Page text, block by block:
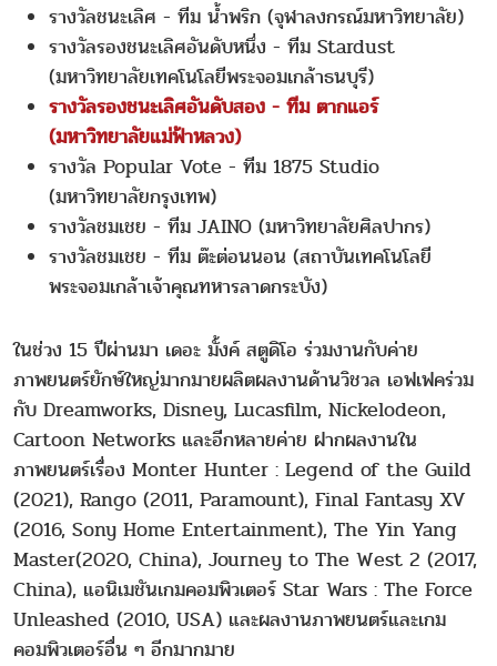
รางวัลชนะเลิศ - ทีม น้ำพริก (จุฬาลงกรณ์มหาวิทยาลัย)
รางวัลรองชนะเลิศอันดับหนึ่ง - ทีม Stardust
(มหาวิทยาลัยเทคโนโลยีพระจอมเกล้าธนบุรี)
รางวัลรองชนะเลิศอันดับสอง - ทีม ตากแอร์
(มหาวิทยาลัยแม่ฟ้าหลวง)
รางวัล Popular Vote - ทีม 1875 Studio
(มหาวิทยาลัยกรุงเทพ)
รางวัลชมเชย - ทีม JAINO (มหาวิทยาลัยศิลปากร)
รางวัลชมเชย - ทีม ต๊ะต่อนนอน (สถาบันเทคโนโลยี
พระจอมเกล้าเจ้าคุณทหารลาดกระบัง)
ในช่วง 15 ปีผ่านมา เดอะ มั้งค์ สตูดิโอ ร่วมงานกับค่าย
ภาพยนตร์ยักษ์ใหญ่มากมายผลิตผลงานด้านวิชวล เอฟเฟคร่วม
กับ Dreamworks, Disney, Lucasfilm, Nickelodeon,
Cartoon Networks และอีกหลายค่าย ฝากผลงานใน
ภาพยนตร์เรื่อง Monter Hunter : Legend of the Guild
(2021), Rango (2011, Paramount), Final Fantasy XV
(2016, Sony Home Entertainment), The Yin Yang
Master(2020, China), Journey to The West 2 (2017,
China), แอนิเมชันเกมคอมพิวเตอร์ Star Wars : The Force
Unleashed (2010, USA) และผลงานภาพยนตร์และเกม
คอมพิวเตอร์อื่น ๆ อีกมากมาย